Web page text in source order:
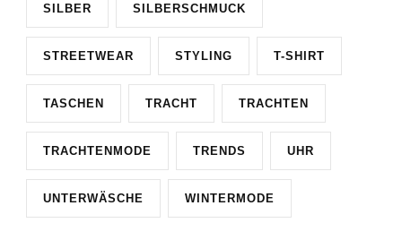
SILBER SILBERSCHMUCK
STREETWEAR STYLING T-SHIRT
TASCHEN TRACHT TRACHTEN
TRACHTENMODE TRENDS UHR
UNTERWÄSCHE WINTERMODE